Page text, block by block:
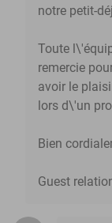
notre petit-
Toute
remercie
avoir le
lors d\'un
Bien
Guest